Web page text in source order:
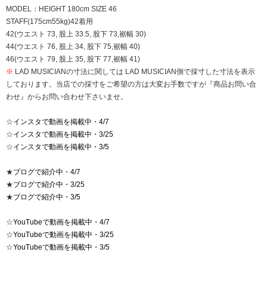
MODEL：HEIGHT 180cm SIZE 46
STAFF(175cm55kg)42着用
42(ウエスト 73, 股上 33.5, 股下 73,裾幅 30)
44(ウエスト 76, 股上 34, 股下 75,裾幅 40)
46(ウエスト 79, 股上 35, 股下 77,裾幅 41)
※ LAD MUSICIANの寸法に関しては LAD MUSICIAN側で採寸した寸法を表示
しております。当店での採寸をご希望の方は大変お手数ですが『商品お問い合
わせ』からお問い合わせ下さいませ。
☆インスタで動画を掲載中・4/7
☆インスタで動画を掲載中・3/25
☆インスタで動画を掲載中・3/5
★ブログで紹介中・4/7
★ブログで紹介中・3/25
★ブログで紹介中・3/5
☆YouTubeで動画を掲載中・4/7
☆YouTubeで動画を掲載中・3/25
☆YouTubeで動画を掲載中・3/5